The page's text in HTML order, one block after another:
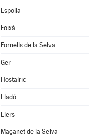
Espolla
Foixà
Fornells de la Selva
Ger
Hostalric
Lladó
Llers
Maçanet de la Selva